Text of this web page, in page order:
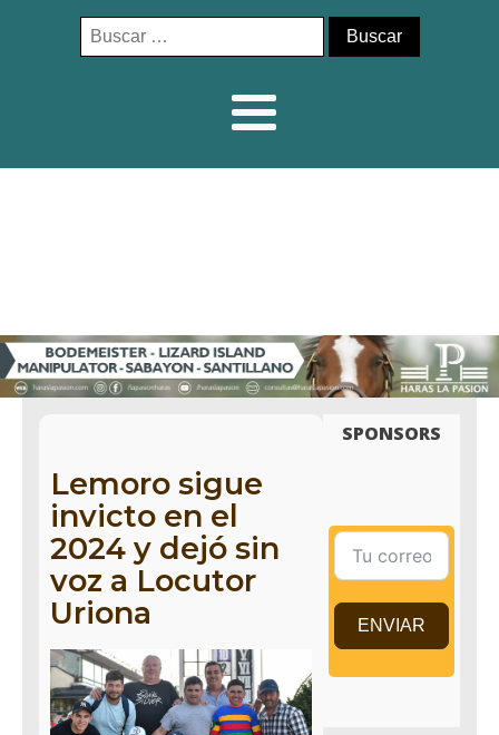
Buscar:
Lemoro sigue
invicto en el
2024 y dejó sin
voz a Locutor
Uriona
SPONSORS
ENVIAR